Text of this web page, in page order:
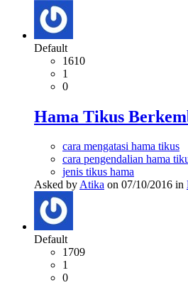
Default
1610
1
0
Hama Tikus
cara mengatasi hama tikus
cara pengendalian hama
jenis tikus hama
Asked byAtika on 07/10/2016 in
Default
1709
1
0